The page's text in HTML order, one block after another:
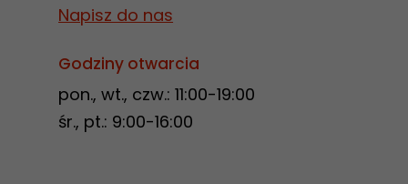
Napisz do nas
Godziny otwarcia
pon., wt., czw.: 11:00-19:00
śr., pt.: 9:00-16:00